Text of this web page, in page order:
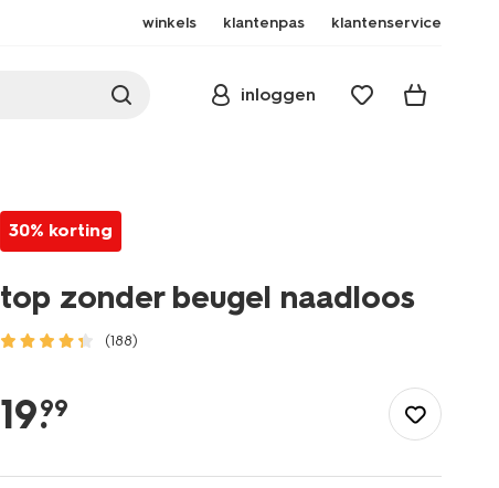
winkels klantenpas klantenservice
inloggen
30% korting
top zonder beugel naadloos
(188)
zonder-
19.
99